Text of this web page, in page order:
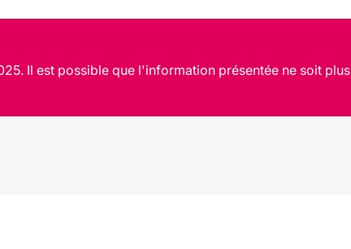
Il est possible que l'information présentée ne soit plus